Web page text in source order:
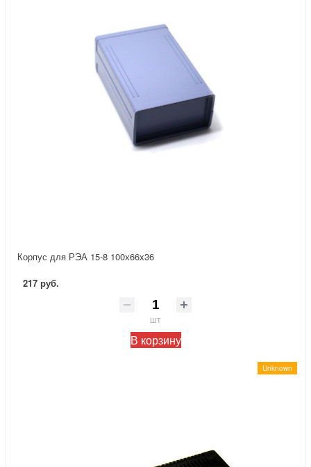
Корпус для РЭА 15-8 100х66х36
217 руб.
шт
В корзину
Unknown